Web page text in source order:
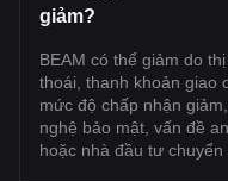
giảm?
BEAM có thể giảm do
thoái, thanh khoản giao
mức độ chấp nhận
nghệ bảo mật, vấn đề
hoặc nhà đầu tư chuyển